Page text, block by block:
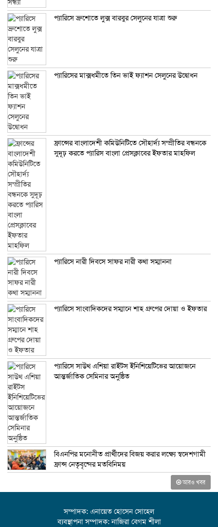
প্যারিসে ব্রুশোতে লুক্স বারবুর সেলুনের যাত্রা শুরু
প্যারিসের মাক্সধমীতে তিন ভাই ফ্যাশন সেলুনের উদ্বোধন
ফ্রান্সের বাংলাদেশী কমিউনিটিতে সৌহার্দ্য সম্প্রীতির বন্ধনকে
সুদূঢ় করতে প্যারিস বাংলা প্রেসক্লাবের ইফতার মাহফিল
প্যারিসে নারী দিবসে সাফর নারী কথা সম্মাননা
প্যারিসে সাংবাদিকদের সম্মানে শাহ গ্রুপের দোয়া ও ইফতার
প্যারিসে সাউথ এশিয়া রাইটস ইনিশিয়েটিভের আয়োজনে
আন্তর্জাতিক সেমিনার অনুষ্ঠিত
বিএনপির মনোনীত প্রার্থীদের বিজয় করার লক্ষ্যে স্বদেশগামী
ফ্রান্স নেতৃবৃন্দের মতবিনিময়
আরও খবর
সম্পাদক: এনায়েত হোসেন সোহেল
ব্যবস্থাপনা সম্পাদক: নাজিরা বেগম শীলা